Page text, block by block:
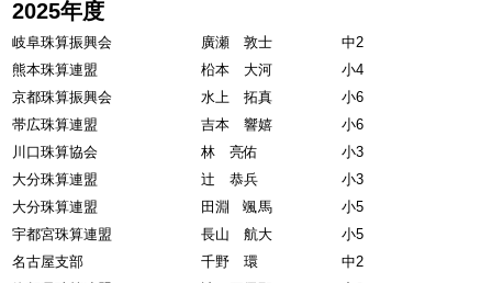
2025年度
岐阜珠算振興会 廣瀬 敦士
中2
熊本珠算連盟
柗本 大河
小4
京都珠算振興会
水上 拓真
小6
帯広珠算連盟
吉本 響嬉
小6
川口珠算協会
林 亮佑
小3
大分珠算連盟
辻 恭兵
小3
大分珠算連盟
田淵 颯馬
小5
宇都宮珠算連盟
長山 航大
小5
名古屋支部
千野 環
中2